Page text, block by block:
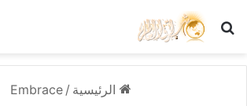
بحث عن
الرئيسية /
Embrace